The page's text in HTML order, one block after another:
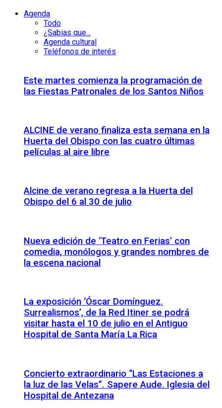
Agenda
Todo
¿Sabias que...
Agenda cultural
Teléfonos de interés
Este martes comienza la programación de
las Fiestas Patronales de los Santos Niños
ALCINE de verano finaliza esta semana en la
Huerta del Obispo con las cuatro últimas
películas al aire libre
Alcine de verano regresa a la Huerta del
Obispo del 6 al 30 de julio
Nueva edición de ‘Teatro en Ferias’ con
comedia, monólogos y grandes nombres de
la escena nacional
La exposición ‘Óscar Domínguez.
Surrealismos’, de la Red Itiner se podrá
visitar hasta el 10 de julio en el Antiguo
Hospital de Santa María La Rica
Concierto extraordinario “Las Estaciones a
la luz de las Velas”. Sapere Aude. Iglesia del
Hospital de Antezana